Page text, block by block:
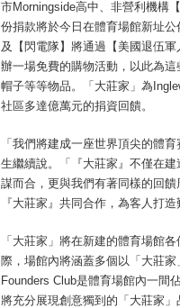
市Morningside高中、非營利機構
份捐款將於今日在體育場館新址
及【閃電隊】將通過【美國退伍
辦一場免費的購物活動，以此為
帽子等等物品。「大莊家」為
社區多達億萬元的捐資回饋。
「我們將建成一座世界頂尖的體
生繼續說。「『大莊家』不僅在
謀而合，更與我們有著同樣的回
『大莊家』共同合作，為客人打
「大莊家」將在新建的體育場館
際，場館內將涵蓋多個以「大莊
Founders Club是體育場館內一間
將充分展現創意獨到的「大莊家